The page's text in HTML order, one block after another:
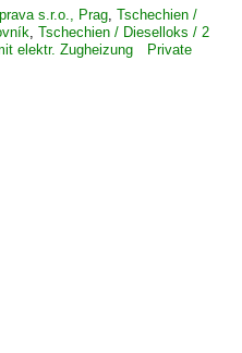
s.r.o., Prag, Tschechien /
, Tschechien / Dieselloks / 2
elektr. Zugheizung Private